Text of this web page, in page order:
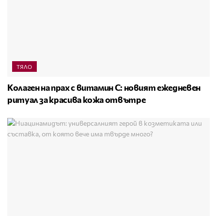
ТЯЛО
Колаген на прах с витамин C: новият ежедневен
ритуал за красива кожа отвътре